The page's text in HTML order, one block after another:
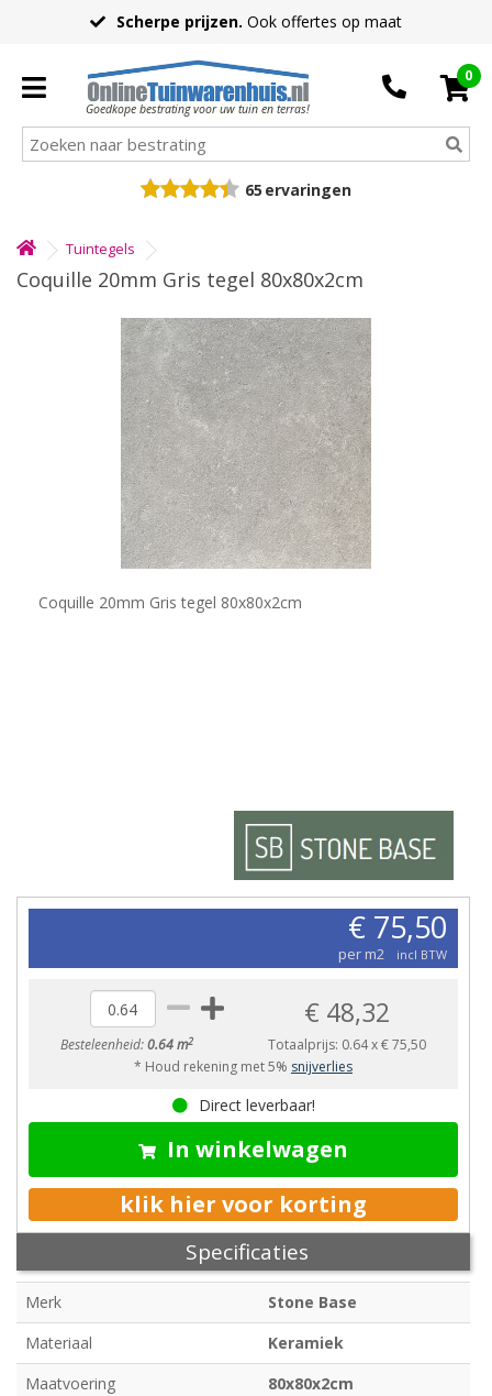
Scherpe prijzen. Ook offertes op maat
Goedkope bestrating voor uw tuin en terras!
0
65 ervaringen
Tuintegels
Coquille 20mm Gris tegel 80x80x2cm
Coquille 20mm Gris tegel 80x80x2cm
€ 75,50
per m2 incl BTW
Besteleenheid:0.64 m2
€ 48,32
Totaalprijs: 0.64x€ 75,50
* Houd rekening met 5% snijverlies
Direct leverbaar!
In winkelwagen
klik hier voor korting
Specificaties
Merk
Stone Base
Materiaal
Keramiek
Maatvoering
80x80x2cm